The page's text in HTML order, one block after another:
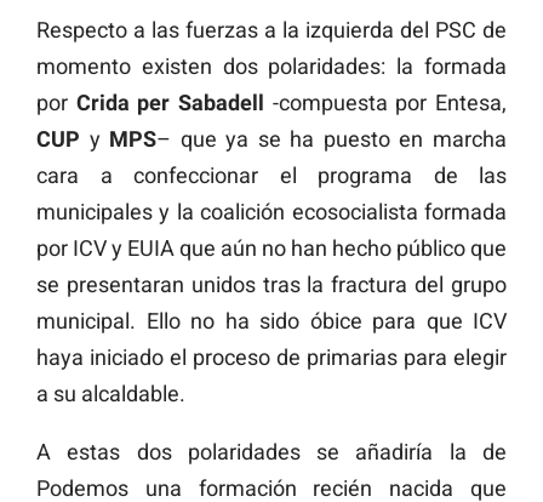
Respecto a las fuerzas a la izquierda del PSC de
momento existen dos polaridades: la formada
por Crida per Sabadell -compuesta por Entesa,
CUP y MPS– que ya se ha puesto en marcha
cara a confeccionar el programa de las
municipales y la coalición ecosocialista formada
por ICV y EUIA que aún no han hecho público que
se presentaran unidos tras la fractura del grupo
municipal. Ello no ha sido óbice para que ICV
haya iniciado el proceso de primarias para elegir
a su alcaldable.
A estas dos polaridades se añadiría la de
Podemos una formación recién nacida que